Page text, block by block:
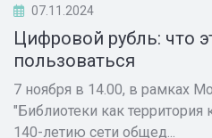
07.11.2024
Цифровой рубль: что
пользоваться
7 ноября в 14.00, в рамках
"Библиотеки как
140-летию сети общед...